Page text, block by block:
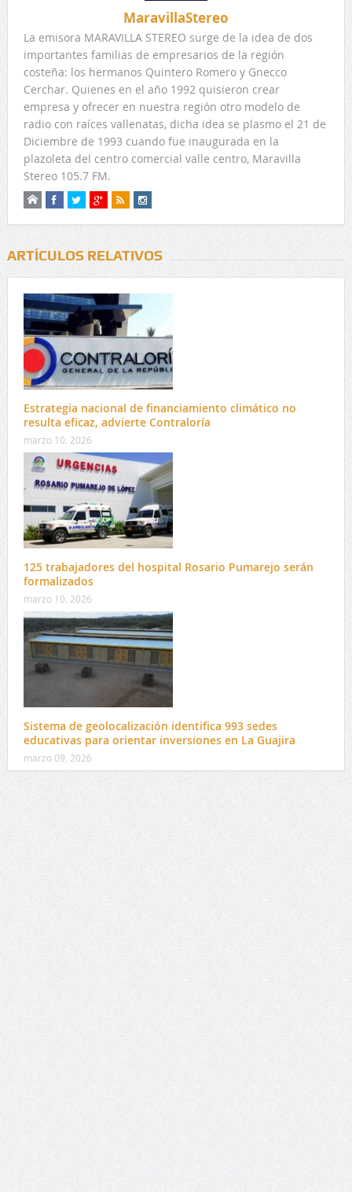
MaravillaStereo
La emisora MARAVILLA STEREO surge de la idea de dos
importantes familias de empresarios de la región
costeña: los hermanos Quintero Romero y Gnecco
Cerchar. Quienes en el año 1992 quisieron crear
empresa y ofrecer en nuestra región otro modelo de
radio con raíces vallenatas, dicha idea se plasmo el 21 de
Diciembre de 1993 cuando fue inaugurada en la
plazoleta del centro comercial valle centro, Maravilla
Stereo 105.7 FM.
ARTÍCULOS RELATIVOS
Estrategia nacional de financiamiento climático no
resulta eficaz, advierte Contraloría
marzo 10, 2026
125 trabajadores del hospital Rosario Pumarejo serán
formalizados
marzo 10, 2026
Sistema de geolocalización identifica 993 sedes
educativas para orientar inversiones en La Guajira
marzo 09, 2026